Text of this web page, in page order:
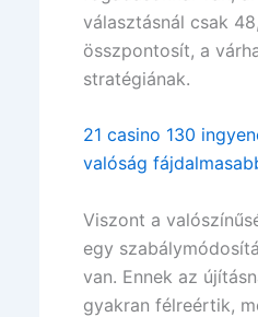
választásnál csak
összpontosít, a
stratégiának.
21 casino 130
valóság
Viszont a
egy
van. Ennek az
gyakran félreértik,